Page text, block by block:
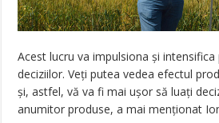
Acest lucru va impulsiona şi
deciziilor. Veţi putea vedea efectul
şi, astfel, vă va fi mai uşor să luaţi
anumitor produse, a mai menţionat